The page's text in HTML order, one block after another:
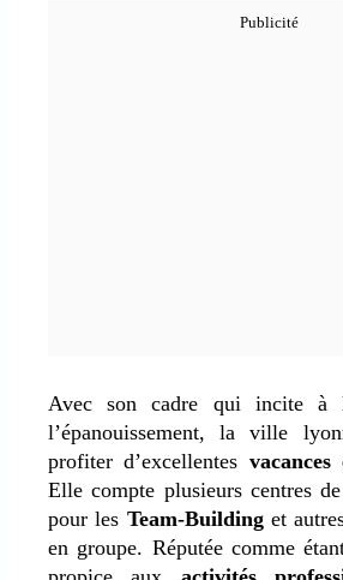
Avec son cadre qui incite à
l’épanouissement, la ville
profiter d’excellentes vacances
Elle compte plusieurs centres
pour les Team-Buildinget
en groupe. Réputée comme